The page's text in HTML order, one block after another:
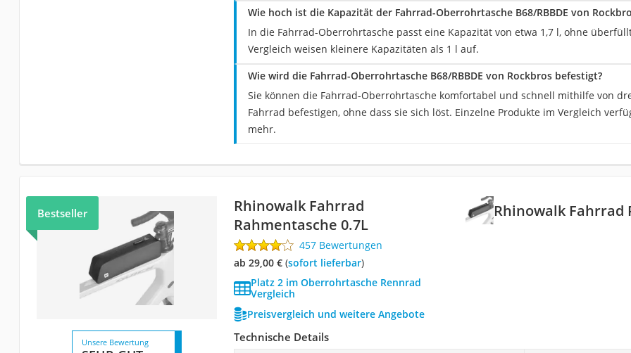
Wie hoch ist die Kapazität der Fahrrad-Oberrohrtasche B68/RBBDE von
In die Fahrrad-Oberrohrtasche passt eine Kapazität von etwa 1,7 l, ohne
Vergleich weisen kleinere Kapazitäten als 1 l auf.
Wie wird die Fahrrad-Oberrohrtasche B68/RBBDE von Rockbros befestigt?
Sie können die Fahrrad-Oberrohrtasche komfortabel und schnell mithilfe von
Fahrrad befestigen, ohne dass sie sich löst. Einzelne Produkte im Vergleich
mehr.
Rhinowalk Fahrrad
Bestseller
Rhinowalk Fahrrad
Rahmentasche 0.7L
457 Bewertungen
ab 29,00 €( Sofort lieferbar)
Platz 2 im Oberrohrtasche Rennrad
Vergleich
Preisvergleich und weitere Angebote
Unsere Bewertung Technische Details